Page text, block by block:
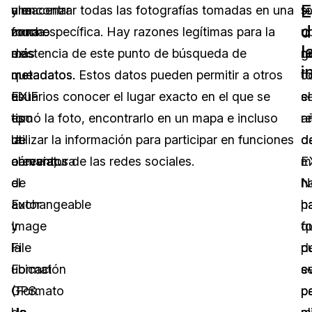
una
forma
de
metadatos.
EXIF
es
la
abreviatura
de
Exchangeable
Image
File
Format
(Formato
almacenar
mucho
más
que
el
tipo
de
cámara,
el
autor
y
la
ubicación
GPS.
y encontrar todas las fotografías tomadas en una
zona específica. Hay razones legítimas para la
existencia de este punto de búsqueda de
metadatos. Estos datos pueden permitir a otros
usuarios conocer el lugar exacto en el que se
tomó la foto, encontrarlo en un mapa e incluso
utilizar la información para participar en funciones
o eventos de las redes sociales.
el